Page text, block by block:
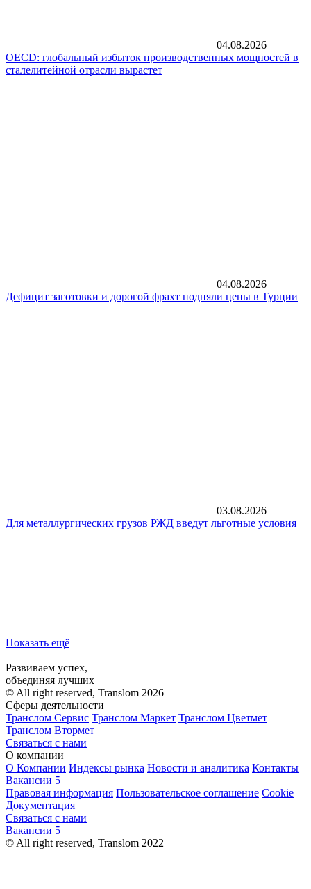
04.08.2026
OECD: глобальный избыток производственных мощностей в
сталелитейной отрасли вырастет
04.08.2026
Дефицит заготовки и дорогой фрахт подняли цены в Турции
03.08.2026
Для металлургических грузов РЖД введут льготные условия
Показать ещё
Развиваем успех,
объединяя лучших
© All right reserved, Translom 2026
Сферы деятельности
Транслом Сервис Транслом Маркет Транслом Цветмет
Транслом Втормет
Связаться с нами
О компании
О Компании Индексы рынка Новости и аналитика Контакты
Вакансии 5
Правовая информация Пользовательское соглашение Cookie
Документация
Связаться с нами
Вакансии 5
© All right reserved, Translom 2022